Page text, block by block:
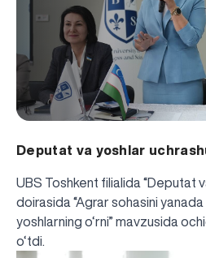
Deputat va yoshlar
UBS Toshkent filialida “Deputat
doirasida “Agrar sohasini
yoshlarning o‘rni” mavzusida
o‘tdi.